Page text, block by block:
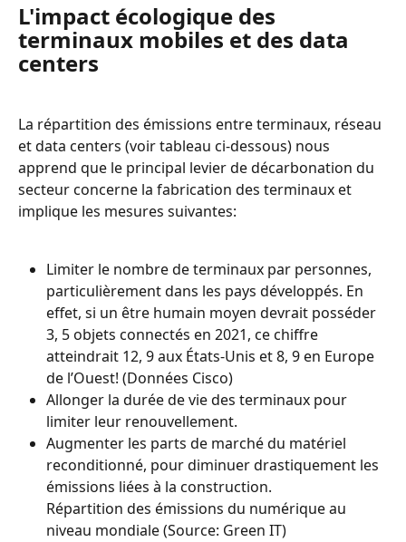
L'impact écologique des
terminaux mobiles et des data
centers
La répartition des émissions entre terminaux, réseau
et data centers (voir tableau ci-dessous) nous
apprend que le principal levier de décarbonation du
secteur concerne la fabrication des terminaux et
implique les mesures suivantes:
Limiter le nombre de terminaux par personnes,
particulièrement dans les pays développés. En
effet, si un être humain moyen devrait posséder
3, 5 objets connectés en 2021, ce chiffre
atteindrait 12, 9 aux États-Unis et 8, 9 en Europe
de l’Ouest! (Données Cisco)
Allonger la durée de vie des terminaux pour
limiter leur renouvellement.
Augmenter les parts de marché du matériel
reconditionné, pour diminuer drastiquement les
émissions liées à la construction.
Répartition des émissions du numérique au
niveau mondiale (Source: Green IT)